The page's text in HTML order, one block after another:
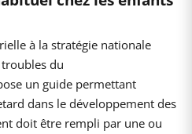
à la stratégie nationale
du
un guide permettant
dans le développement des
doit être rempli par une ou